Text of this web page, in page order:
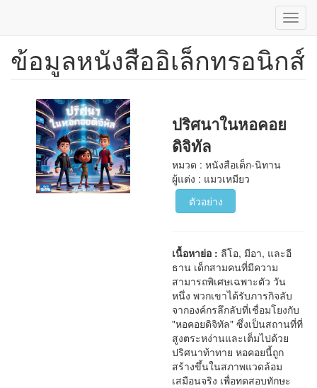
ข้าม
ข้อมูลหนังสืออิเล็กทรอนิกส์
ปริศนาในหอคอย
ดิจิทัล
หมวด : หนังสือเด็ก-นิทาน
ผู้แต่ง : แมวเหมียว
ตัวอย่าง
เนื้อหาย่อ : ลีโอ, มีอา, และอี
ธาน เด็กสามคนที่มีความ
สามารถพิเศษเฉพาะตัว วัน
หนึ่ง พวกเขาได้รับภารกิจลับ
จากองค์กรลึกลับที่เชื่อมโยงกับ
"หอคอยดิจิทัล" ซึ่งเป็นสถานที่ที่
สูงตระหง่านและเต็มไปด้วย
ปริศนาท้าทาย หอคอยนี้ถูก
สร้างขึ้นในสภาพแวดล้อม
เสมือนจริง เพื่อทดสอบทักษะ